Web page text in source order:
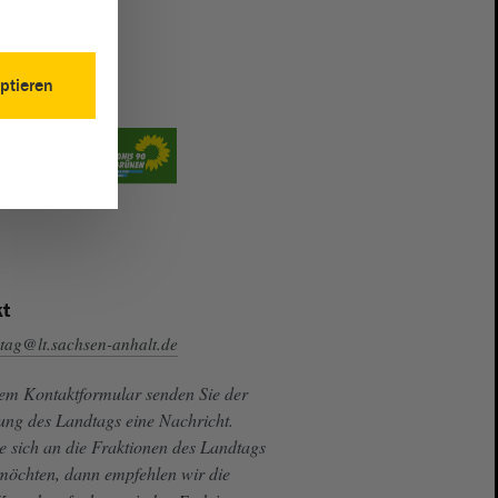
anhalt.de
Kontaktformular senden Sie der
des Landtags eine Nachricht.
sich an die Fraktionen des Landtags
dann empfehlen wir die